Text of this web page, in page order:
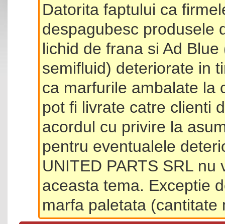
Datorita faptului ca
despagubesc produsele
lichid de frana si Ad
semifluid) deteriorate in
ca marfurile ambalate la
pot fi livrate catre clienti
acordul cu privire la
pentru eventualele
UNITED PARTS SRL
aceasta tema. Exceptie
marfa paletata (cantitate